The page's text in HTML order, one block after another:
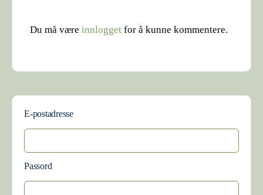
Du må være innlogget for å kunne kommentere.
E-postadresse
Passord